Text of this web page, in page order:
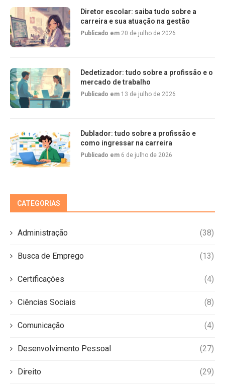
Diretor escolar: saiba tudo sobre a
carreira e sua atuação na gestão
Publicado em 20 de julho de 2026
Dedetizador: tudo sobre a profissão e o
mercado de trabalho
Publicado em 13 de julho de 2026
Dublador: tudo sobre a profissão e
como ingressar na carreira
Publicado em 6 de julho de 2026
CATEGORIAS
Administração (38)
Busca de Emprego (13)
Certificações (4)
Ciências Sociais (8)
Comunicação (4)
Desenvolvimento Pessoal (27)
Direito (29)